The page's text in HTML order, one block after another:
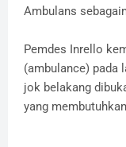
Ambulans
Pemdes Inrello
(ambulance) pada
jok belakang
yang